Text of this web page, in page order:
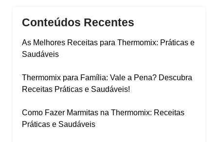
Conteúdos Recentes
As Melhores Receitas para Thermomix: Práticas e
Saudáveis
Thermomix para Família: Vale a Pena? Descubra
Receitas Práticas e Saudáveis!
Como Fazer Marmitas na Thermomix: Receitas
Práticas e Saudáveis